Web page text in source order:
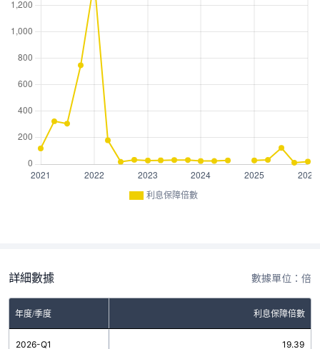
利息保障倍數
詳細數據 數據單位：倍
年度/季度 利息保障倍數
2026-Q1 19.39